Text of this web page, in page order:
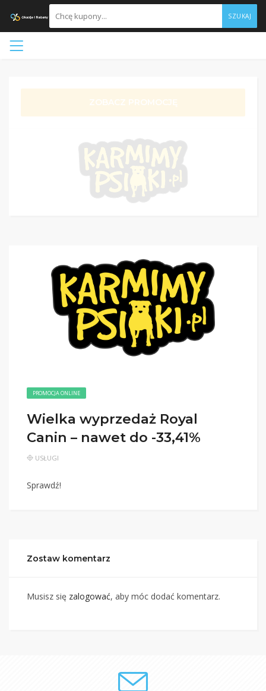
SZUKAJ
ZOBACZ PROMOCJĘ
PROMOCJA ONLINE
Wielka wyprzedaż Royal
Canin – nawet do -33,41%
USŁUGI
Sprawdź!
Zostaw komentarz
Musisz się zalogować, aby móc dodać komentarz.